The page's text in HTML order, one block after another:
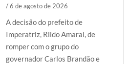
/ 6 de agosto de 2026
A decisão do prefeito de
Imperatriz, Rildo Amaral, de
romper com o grupo do
governador Carlos Brandão e